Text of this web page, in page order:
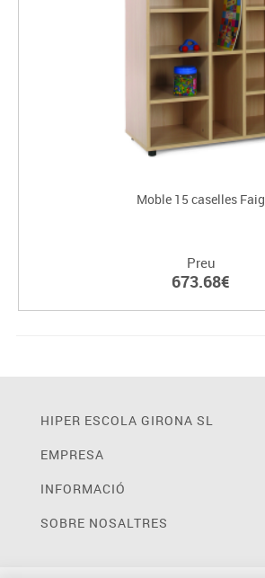
Moble 15 caselles Faig
Preu
673.68€
HIPER ESCOLA GIRONA SL
EMPRESA
INFORMACIÓ
SOBRE NOSALTRES